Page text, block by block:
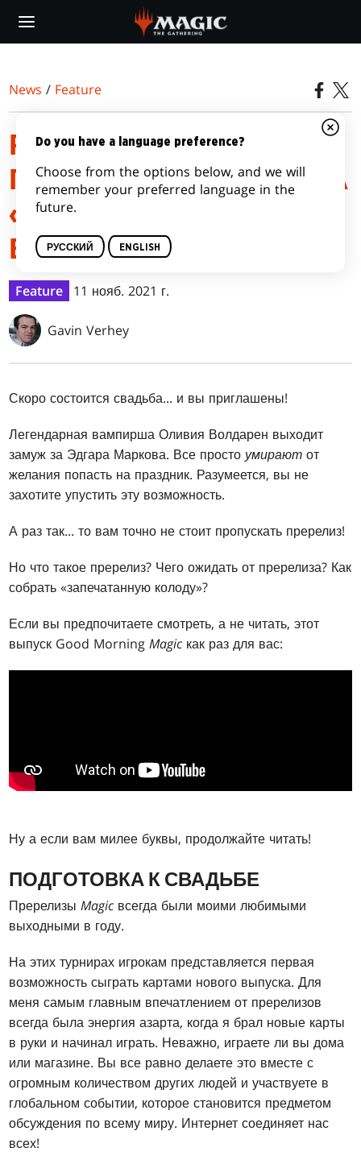
main
News / Feature
РУКОВОДСТВО ПО
ПРЕРЕЛИЗУ ВЫПУСКА
«ИННИСТРАД:
БАГРОВАЯ КЛЯТВА»
Feature 11 нояб. 2021 г.
Gavin Verhey
Скоро состоится свадьба... и вы приглашены!
Легендарная вампирша Оливия Волдарен выходит
замуж за Эдгара Маркова. Все просто умирают от
желания попасть на праздник. Разумеется, вы не
захотите упустить эту возможность.
А раз так... то вам точно не стоит пропускать пререлиз!
Но что такое пререлиз? Чего ожидать от пререлиза? Как
собрать «запечатанную колоду»?
Если вы предпочитаете смотреть, а не читать, этот
выпуск Good MorningMagic как раз для вас:
Ну а если вам милее буквы, продолжайте читать!
ПОДГОТОВКА К СВАДЬБЕ
ПререлизыMagic всегда были моими любимыми
выходными в году.
На этих турнирах игрокам представляется первая
возможность сыграть картами нового выпуска. Для
меня самым главным впечатлением от пререлизов
всегда была энергия азарта, когда я брал новые карты
в руки и начинал играть. Неважно, играете ли вы дома
или магазине. Вы все равно делаете это вместе с
огромным количеством других людей и участвуете в
глобальном событии, которое становится предметом
обсуждения по всему миру. Интернет соединяет нас
всех!
Do you have a language preference?
Choose from the options below, and we will
remember your preferred language in the
future.
РУССКИЙ ENGLISH